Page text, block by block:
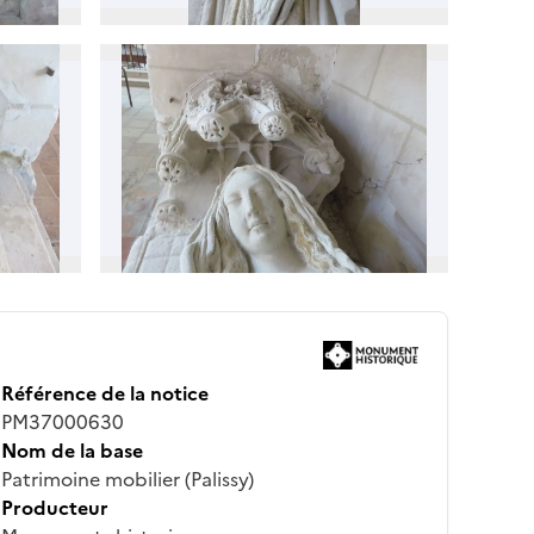
Référence de la notice
PM37000630
Nom de la base
Patrimoine mobilier (Palissy)
Producteur